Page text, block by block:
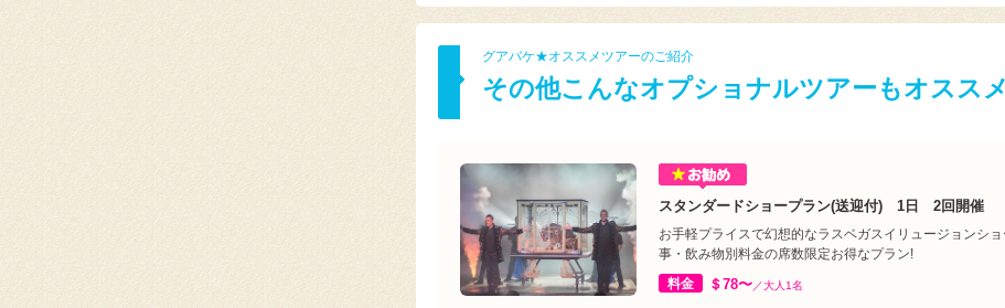
グアバケ★オススメツアーのご紹介
その他こんなオプショナルツアーもオスス
スタンダードショープラン(送迎付) 1日 2回開催
お手軽プライスで幻想的なラスベガスイリュージョンシ
事・飲み物別料金の席数限定お得なプラン!
料金
＄78〜／大人1名